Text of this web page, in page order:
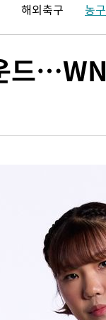
고 담벼락 붕괴
감정가 1.3억원
과 한일전
위, 열대야 계속[다음주
신의 기회로 삼겠다"
배상 선행돼야"
…박선원·최민희·서미
득표율 45.42%로 1위…
표…金 47.75%·鄭
7번 의미보단 팀 위해
원 투표 김민석 승리
해외축구 농구
드